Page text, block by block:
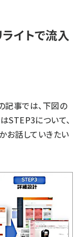
イトで流入
記事では、下図の
STEP3について、
お話していきたい